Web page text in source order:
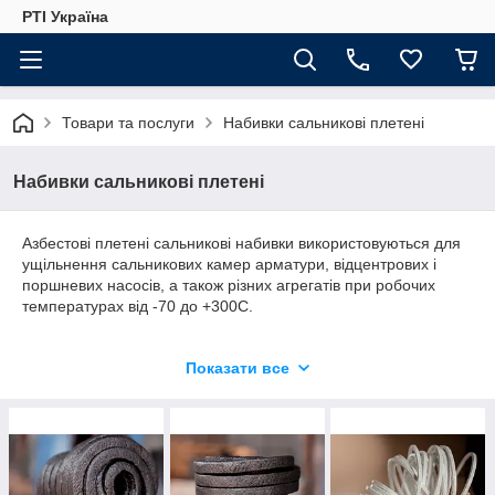
РТІ Україна
Товари та послуги Набивки сальникові плетені
Набивки сальникові плетені
Азбестові плетені сальникові набивки використовуються для
ущільнення сальникових камер арматури, відцентрових і
поршневих насосів, а також різних агрегатів при робочих
температурах від -70 до +300С.
ущільнювальних матеріалів, вживаних для заповнення
більш 70% насосів, 80% арматури. Вони різняться як за
матеріалами, з яких вони виготовлені, так і способами
виготовлення (структурою). Обидва ці фактори суттєво
Показати все